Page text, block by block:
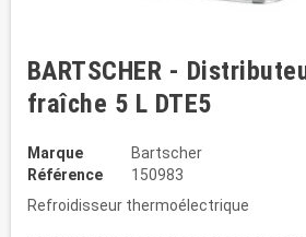
BARTSCHER -
fraîche 5 L DTE5
Marque
Bartscher
Référence
150983
Refroidisseur thermoélectrique